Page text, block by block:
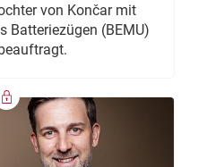
von Končar mit
Batteriezügen (BEMU)